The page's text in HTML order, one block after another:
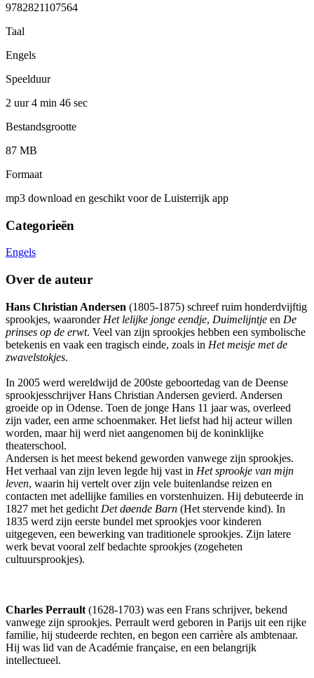
9782821107564
Taal
Engels
Speelduur
2 uur 4 min 46 sec
Bestandsgrootte
87 MB
Formaat
mp3 download en geschikt voor de Luisterrijk app
Categorieën
Engels
Over de auteur
Hans Christian Andersen (1805-1875) schreef ruim honderdvijftig
sprookjes, waaronder Het lelijke jonge eendje, Duimelijntje en De
prinses op de erwt. Veel van zijn sprookjes hebben een symbolische
betekenis en vaak een tragisch einde, zoals in Het meisje met de
zwavelstokjes.
In 2005 werd wereldwijd de 200ste geboortedag van de Deense
sprookjesschrijver Hans Christian Andersen gevierd. Andersen
groeide op in Odense. Toen de jonge Hans 11 jaar was, overleed
zijn vader, een arme schoenmaker. Het liefst had hij acteur willen
worden, maar hij werd niet aangenomen bij de koninklijke
theaterschool.
Andersen is het meest bekend geworden vanwege zijn sprookjes.
Het verhaal van zijn leven legde hij vast in Het sprookje van mijn
leven, waarin hij vertelt over zijn vele buitenlandse reizen en
contacten met adellijke families en vorstenhuizen. Hij debuteerde in
1827 met het gedicht Det døende Barn (Het stervende kind). In
1835 werd zijn eerste bundel met sprookjes voor kinderen
uitgegeven, een bewerking van traditionele sprookjes. Zijn latere
werk bevat vooral zelf bedachte sprookjes (zogeheten
cultuursprookjes).
Charles Perrault (1628-1703) was een Frans schrijver, bekend
vanwege zijn sprookjes. Perrault werd geboren in Parijs uit een rijke
familie, hij studeerde rechten, en begon een carrière als ambtenaar.
Hij was lid van de Académie française, en een belangrijk
intellectueel.